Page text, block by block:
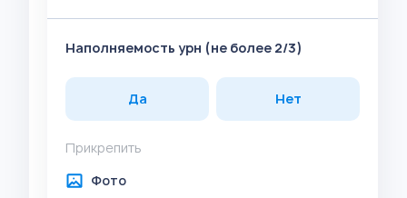
Наполняемость урн (не более 2/3)
Да Нет
Прикрепить
Фото